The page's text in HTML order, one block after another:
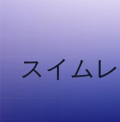
スイム